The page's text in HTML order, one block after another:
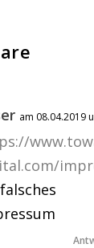
am 08.04.2019
falsches